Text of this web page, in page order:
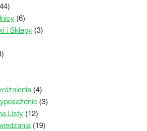
(6)
i Sklepy (3)
(4)
(3)
Listy (12)
(19)